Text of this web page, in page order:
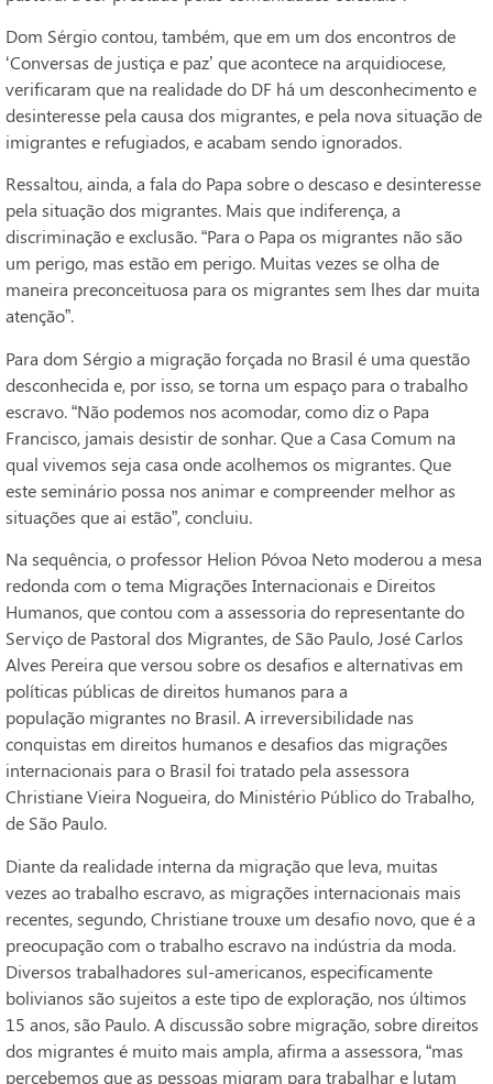
Dom Sérgio contou, também, que em um dos encontros de
‘Conversas de justiça e paz’ que acontece na arquidiocese,
verificaram que na realidade do DF há um desconhecimento e
desinteresse pela causa dos migrantes, e pela nova situação de
imigrantes e refugiados, e acabam sendo ignorados.
Ressaltou, ainda, a fala do Papa sobre o descaso e desinteresse
pela situação dos migrantes. Mais que indiferença, a
discriminação e exclusão. “Para o Papa os migrantes não são
um perigo, mas estão em perigo. Muitas vezes se olha de
maneira preconceituosa para os migrantes sem lhes dar muita
atenção”.
Para dom Sérgio a migração forçada no Brasil é uma questão
desconhecida e, por isso, se torna um espaço para o trabalho
escravo. “Não podemos nos acomodar, como diz o Papa
Francisco, jamais desistir de sonhar. Que a Casa Comum na
qual vivemos seja casa onde acolhemos os migrantes. Que
este seminário possa nos animar e compreender melhor as
situações que ai estão”, concluiu.
Na sequência, o professor Helion Póvoa Neto moderou a mesa
redonda com o tema Migrações Internacionais e Direitos
Humanos, que contou com a assessoria do representante do
Serviço de Pastoral dos Migrantes, de São Paulo, José Carlos
Alves Pereira que versou sobre os desafios e alternativas em
políticas públicas de direitos humanos para a
população migrantes no Brasil. A irreversibilidade nas
conquistas em direitos humanos e desafios das migrações
internacionais para o Brasil foi tratado pela assessora
Christiane Vieira Nogueira, do Ministério Público do Trabalho,
de São Paulo.
Diante da realidade interna da migração que leva, muitas
vezes ao trabalho escravo, as migrações internacionais mais
recentes, segundo, Christiane trouxe um desafio novo, que é a
preocupação com o trabalho escravo na indústria da moda.
Diversos trabalhadores sul-americanos, especificamente
bolivianos são sujeitos a este tipo de exploração, nos últimos
15 anos, são Paulo. A discussão sobre migração, sobre direitos
dos migrantes é muito mais ampla, afirma a assessora, “mas
percebemos que as pessoas migram para trabalhar e lutam